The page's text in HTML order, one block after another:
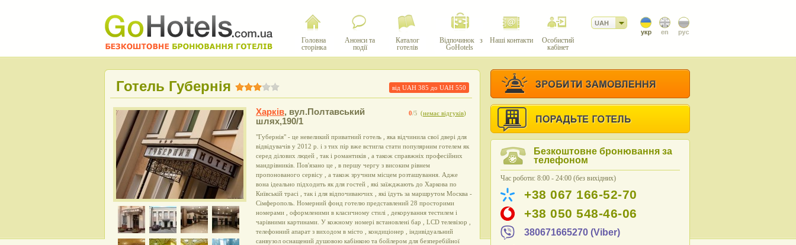
Головна
сторінка
Анонси та
події
Каталог
готелів
Відпочинок з
GoHotels
Наші контакти
Особистий
кабінет
UAH
від UAH385 до UAH550
Готель Губернія
0/5 (немає відгуків)
Харків, вул.Полтавський
шлях,190/1
"Губернія" - це невеликий приватний готель , яка відчинила свої двері для
відвідувачів у 2012 р. і з тих пір вже встигла стати популярним готелем як
серед ділових людей , так і романтиків , а також справжніх професійних
мандрівників. Пов'язано це , в першу чергу з високим рівнем
пропонованого сервісу , а також зручним місцем розташування. Адже
вона ідеально підходить як для гостей , які заїжджають до Харкова по
Київській трасі , так і для відпочиваючих , які їдуть за маршрутом Москва -
Сімферополь. Номерний фонд готелю представлений 28 просторими
номерами , оформленими в класичному стилі , декорування тестилем і
чарівними картинами. У кожному номері встановлені бар , LCD телевізор ,
телефонний апарат з виходом в місто , кондиціонер , індивідуальний
санвузол оснащений душовою кабінкою та бойлером для безперебійної
Безкоштовне бронювання за
телефоном
Час роботи: 8:00 - 24:00 (без вихідних)
+38 067 166-52-70
+38 050 548-46-06
380671665270 (Viber)